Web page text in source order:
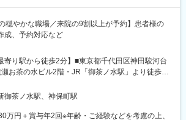
穏やかな職場／来院の9割以上が予約】患者様の
成、予約対応など
寄り駅から徒歩2分】■東京都千代田区神田駿河台
お茶の水ビル2階・JR「御茶ノ水駅」より徒歩2
丸ノ内線「御茶ノ水駅」より徒歩4分・東京メトロ
茶ノ水駅」より徒歩4分※受動喫煙対策（敷地内全
御茶ノ水駅、神保町駅
万円＋賞与年2回※年齢・ご経験などを考慮の上、